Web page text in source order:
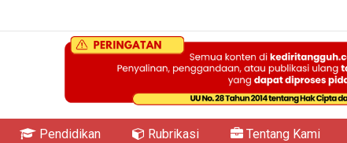
Pendidikan Rubrikasi Tentang Kami